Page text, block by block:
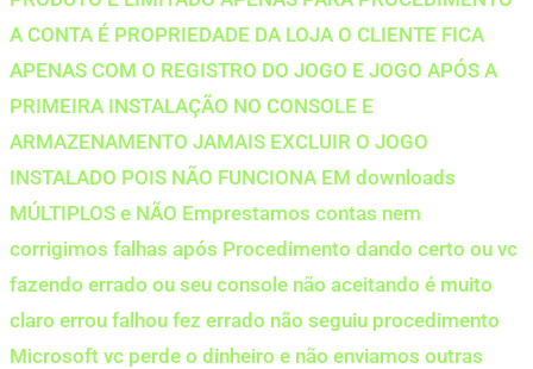
A CONTA É PROPRIEDADE DA LOJA O CLIENTE FICA
APENAS COM O REGISTRO DO JOGO E JOGO APÓS A
PRIMEIRA INSTALAÇÃO NO CONSOLE E
ARMAZENAMENTO JAMAIS EXCLUIR O JOGO
INSTALADO POIS NÃO FUNCIONA EM downloads
MÚLTIPLOS e NÃO Emprestamos contas nem
corrigimos falhas após Procedimento dando certo ou vc
fazendo errado ou seu console não aceitando é muito
claro errou falhou fez errado não seguiu procedimento
Microsoft vc perde o dinheiro e não enviamos outras